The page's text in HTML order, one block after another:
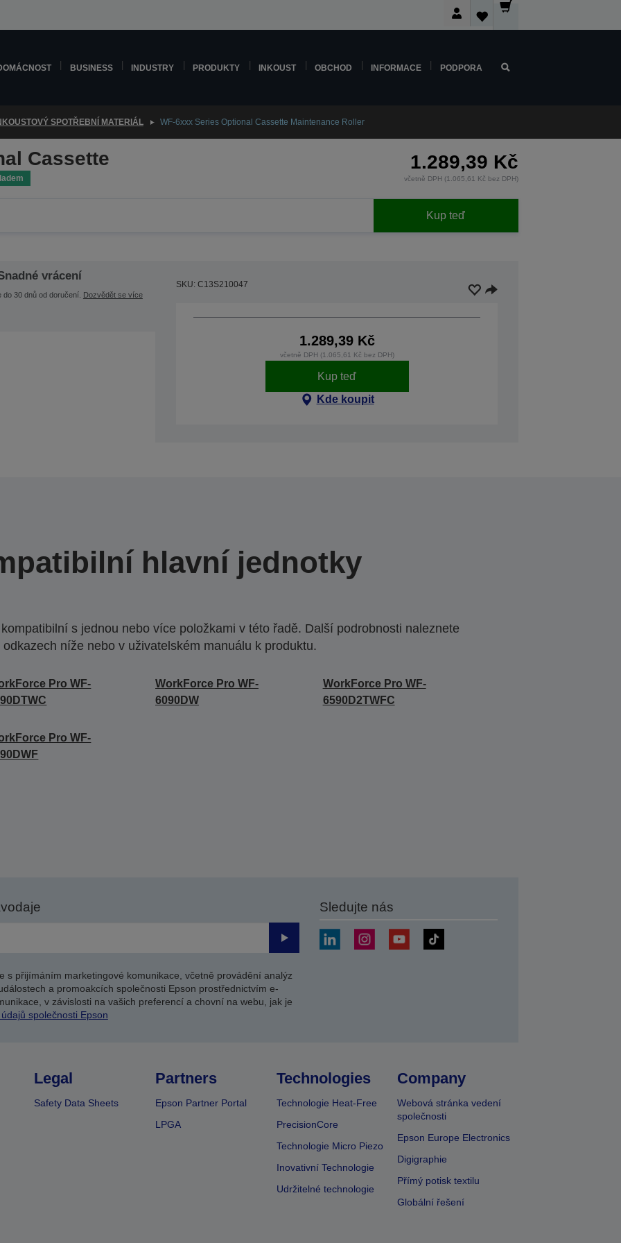
BUSINESS INDUSTRY PRODUKTY INKOUST OBCHOD INFORMACE PODPORA
SPOTŘEBNÍ MATERIÁL WF-6xxx Series Optional Cassette Maintenance Roller
Cassette
1.289,39 Kč
včetně DPH (1.065,61 Kč bez DPH)
Kup teď
vrácení
do 30 dnů od doručení. Dozvědět se více
SKU: C13S210047
1.289,39 Kč
včetně DPH (1.065,61 Kč bez DPH)
Kup teď
Kde koupit
hlavní jednotky
s jednou nebo více položkami v této řadě. Další podrobnosti naleznete
odkazech níže nebo v uživatelském manuálu k produktu.
Pro WF-
WorkForce Pro WF-
6090DW
WorkForce Pro WF-
6590D2TWFC
Pro WF-
Odeslat
s přijímáním marketingové komunikace, včetně provádění analýz
a promoakcích společnosti Epson prostřednictvím e-
v závislosti na vašich preferencí a chovní na webu, jak je
společnosti Epson
Sledujte nás
Legal
Safety Data Sheets
Partners
Epson Partner Portal
LPGA
Technologies
Technologie Heat-Free
PrecisionCore
Technologie Micro Piezo
Inovativní Technologie
Udržitelné technologie
Company
Webová stránka vedení
společnosti
Epson Europe Electronics
Digigraphie
Přímý potisk textilu
Globální řešení